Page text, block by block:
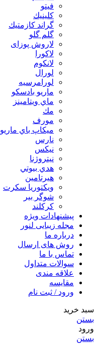
فيتو
كلينيك
گراند كازمتيك
گلم گلو
لاروش پوزای
لاكورا
لانكوم
لورال
لورامرسيه
ماريو بادسكو
ماي ويتامينز
مك
مورف
ميكاپ باي ماريو
نارس
نيكس
نیتروژنا
هدي بيوتي
هیرتامین
ویکتوریا سکرت
شوگر بير
کرکلند
پیشنهادات ویژه
مجله زیبایی لنور
درباره ما
روش های ارسال
تماس با ما
سوالات متداول
علاقه مندی
مقایسه
ورود / ثبت نام
سبد خرید
بستن
ورود
بستن